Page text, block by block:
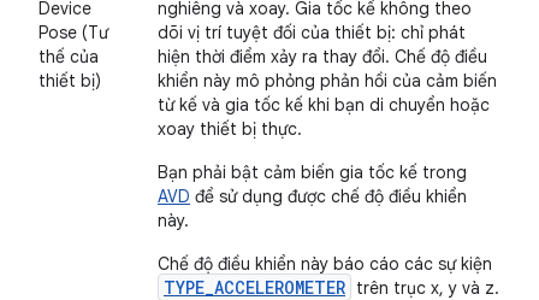
Device
Pose (Tư
thế của
thiết bị)
nghiêng và xoay. Gia tốc kế không theo
dõi vị trí tuyệt đối của thiết bị: chỉ phát
hiện thời điểm xảy ra thay đổi. Chế độ điều
khiển này mô phỏng phản hồi của cảm biến
từ kế và gia tốc kế khi bạn di chuyển hoặc
xoay thiết bị thực.
Bạn phải bật cảm biến gia tốc kế trong
AVD để sử dụng được chế độ điều khiển
này.
Chế độ điều khiển này báo cáo các sự kiện
TYPE_ACCELEROMETER trên trục x, y và z.